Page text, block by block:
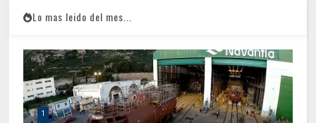
Lo mas leido del mes...
1